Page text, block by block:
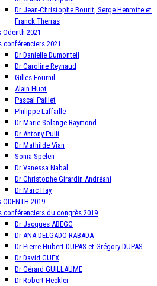
Dr Jean-Christophe Bourit, Serge Henrotte et
Franck Therras
2021
conférenciers 2021
Dr Danielle Dumonteil
Dr Caroline Reynaud
Gilles Fournil
Alain Huot
Pascal Paillet
Philippe Laffaille
Dr Marie-Solange Raymond
Dr Antony Pulli
Dr Mathilde Vian
Sonia Spelen
Dr Vanessa Nabal
Dr Christophe Girardin Andréani
Dr Marc Hay
2019
conférenciers du congrès 2019
Dr Jacques ABEGG
Dr ANA DELGADO RABADA
Dr Pierre-Hubert DUPAS et Grégory DUPAS
Dr David GUEX
Dr Gérard GUILLAUME
Dr Robert Heckler